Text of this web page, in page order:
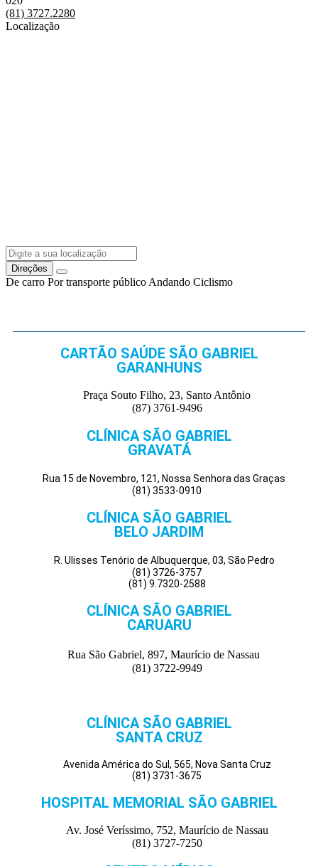
(81) 3727.2280
Localização
Direções
De carro Por transporte público Andando Ciclismo
CARTÃO SAÚDE SÃO GABRIEL
GARANHUNS
Praça Souto Filho, 23, Santo Antônio
(87) 3761-9496
CLÍNICA SÃO GABRIEL
GRAVATÁ
Rua 15 de Novembro, 121, Nossa Senhora das Graças
(81) 3533-0910
CLÍNICA SÃO GABRIEL
BELO JARDIM
R. Ulisses Tenório de Albuquerque, 03, São Pedro
(81) 3726-3757
(81) 9.7320-2588
CLÍNICA SÃO GABRIEL
CARUARU
Rua São Gabriel, 897, Maurício de Nassau
(81) 3722-9949
CLÍNICA SÃO GABRIEL
SANTA CRUZ
Avenida América do Sul, 565, Nova Santa Cruz
(81) 3731-3675
HOSPITAL MEMORIAL SÃO GABRIEL
Av. José Veríssimo, 752, Maurício de Nassau
(81) 3727-7250